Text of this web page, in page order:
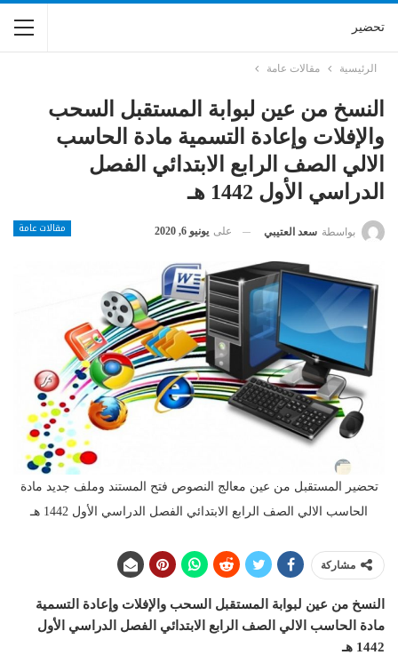
تحضير
الرئيسية مقالات عامة
النسخ من عين لبوابة المستقبل السحب
والإفلات وإعادة التسمية مادة الحاسب
الالي الصف الرابع الابتدائي الفصل
الدراسي الأول 1442 هـ
مقالات عامة بواسطة سعد العتيبي على يونيو 6, 2020
تحضير المستقبل من عين معالج النصوص فتح المستند وملف جديد مادة
الحاسب الالي الصف الرابع الابتدائي الفصل الدراسي الأول 1442 هـ
مشاركة
النسخ من عين لبوابة المستقبل السحب والإفلات وإعادة التسمية
مادة الحاسب الالي الصف الرابع الابتدائي الفصل الدراسي الأول
1442 هـ